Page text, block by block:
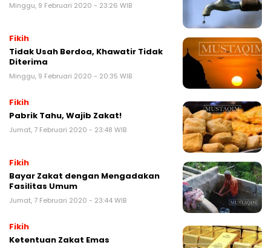
Minggu, 9 Februari 2020 - 23:26 WIB
Fikih
Tidak Usah Berdoa, Khawatir Tidak
Diterima
Minggu, 9 Februari 2020 - 20:35 WIB
Fikih
Pabrik Tahu, Wajib Zakat!
Jumat, 7 Februari 2020 - 23:48 WIB
Fikih
Bayar Zakat dengan Mengadakan
Fasilitas Umum
Jumat, 7 Februari 2020 - 23:44 WIB
Fikih
Ketentuan Zakat Emas